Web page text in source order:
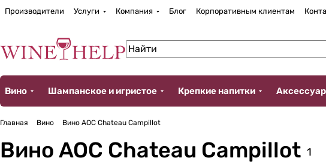
Производители Услуги Компания Блог Корпоративным клиентам
Вино Шампанское и игристое Крепкие напитки
Главная Вино Вино AOC Chateau Campillot
Вино AOC Chateau Campillot 1